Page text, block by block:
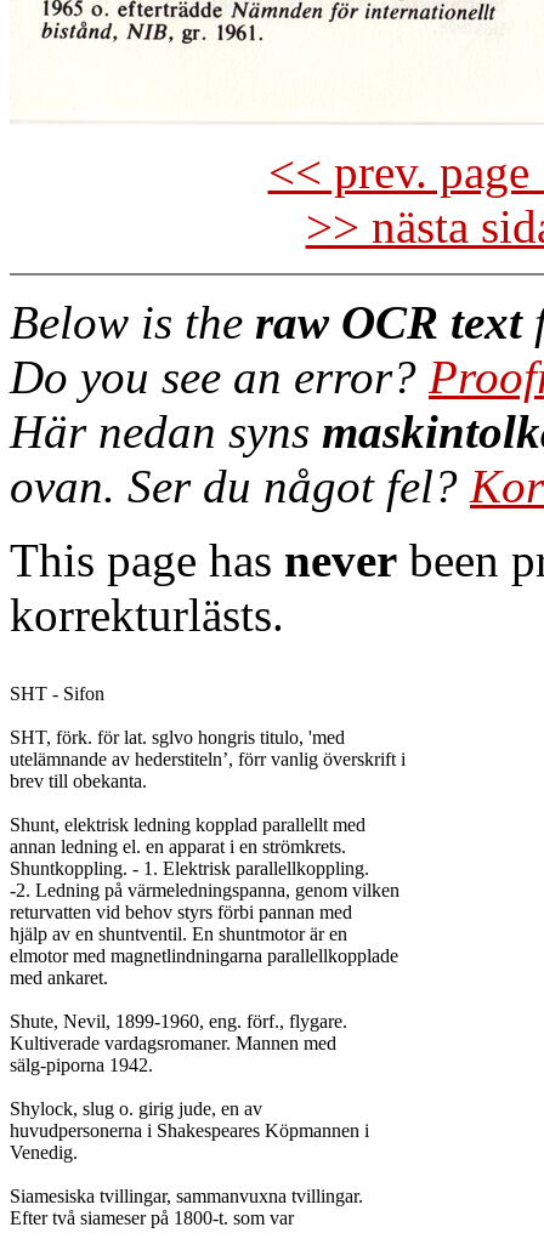
<< prev.
>> nästa
Below is the raw OCR text
Do you see an error?
Här nedan syns
ovan. Ser du något fel?
This page has never been
korrekturlästs.
SHT - Sifon
SHT, förk. för lat. sglvo hongris titulo, 'med
utelämnande av hederstiteln’, förr vanlig överskrift i
brev till obekanta.
Shunt, elektrisk ledning kopplad parallellt med
annan ledning el. en apparat i en strömkrets.
Shuntkoppling. - 1. Elektrisk parallellkoppling.
-2. Ledning på värmeledningspanna, genom vilken
returvatten vid behov styrs förbi pannan med
hjälp av en shuntventil. En shuntmotor är en
elmotor med magnetlindningarna parallellkopplade
med ankaret.
Shute, Nevil, 1899-1960, eng. förf., flygare.
Kultiverade vardagsromaner. Mannen med
sälg-piporna 1942.
Shylock, slug o. girig jude, en av
huvudpersonerna i Shakespeares Köpmannen i
Venedig.
Siamesiska tvillingar, sammanvuxna tvillingar.
Efter två siameser på 1800-t. som var